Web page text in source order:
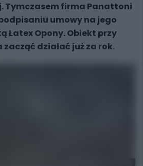
Tymczasem firma Panattoni
umowy na jego
Latex Opony. Obiekt przy
działać już za rok.